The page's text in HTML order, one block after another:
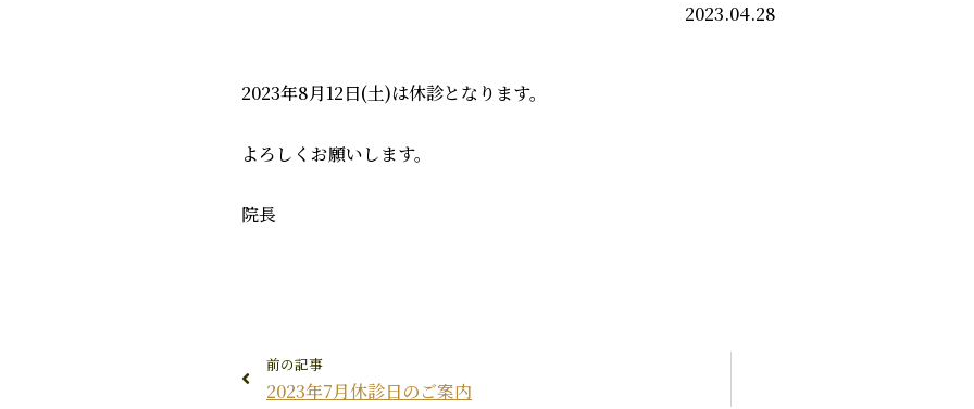
2023.04.28
2023年8月12日(土)は休診となります。
よろしくお願いします。
院長
前の記事
2023年7月休診日のご案内